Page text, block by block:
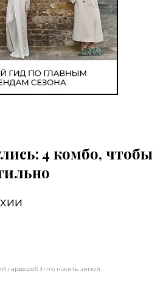
4 комбо, чтобы
гардероб что носить зимой